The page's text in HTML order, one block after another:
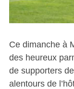
Ce dimanche à
des heureux
de supporters
alentours de